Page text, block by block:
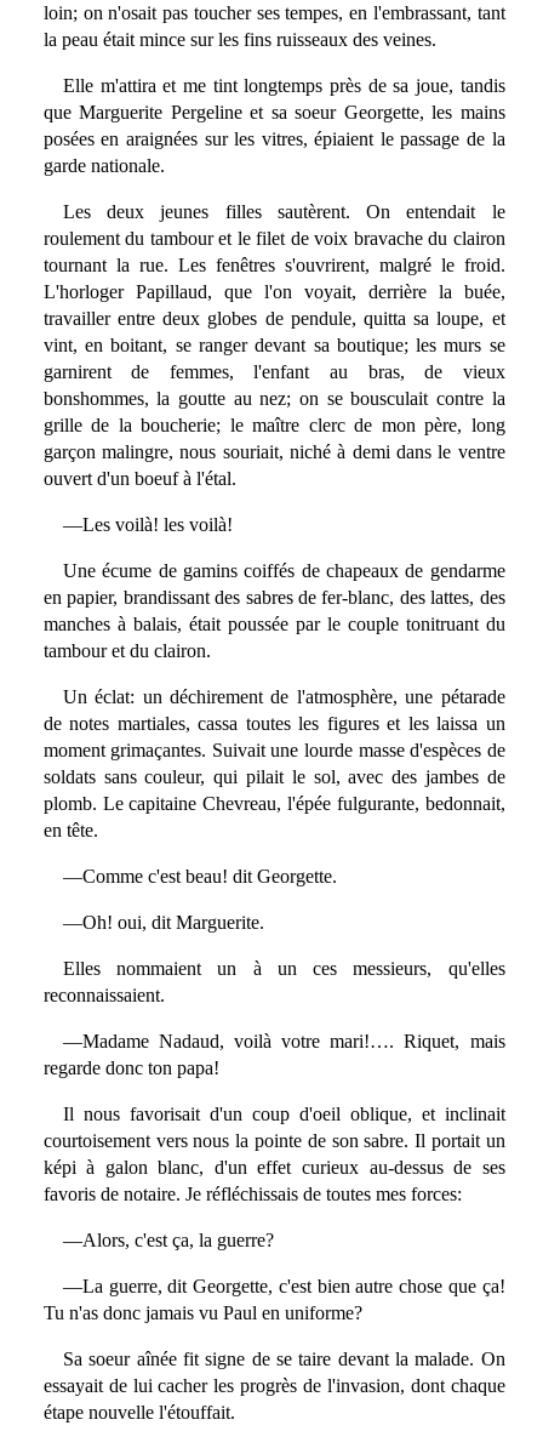
loin; on n'osait pas toucher ses tempes, en l'embrassant, tant
la peau était mince sur les fins ruisseaux des veines.
Elle m'attira et me tint longtemps près de sa joue, tandis
que Marguerite Pergeline et sa soeur Georgette, les mains
posées en araignées sur les vitres, épiaient le passage de la
garde nationale.
Les deux jeunes filles sautèrent. On entendait le
roulement du tambour et le filet de voix bravache du clairon
tournant la rue. Les fenêtres s'ouvrirent, malgré le froid.
L'horloger Papillaud, que l'on voyait, derrière la buée,
travailler entre deux globes de pendule, quitta sa loupe, et
vint, en boitant, se ranger devant sa boutique; les murs se
garnirent de femmes, l'enfant au bras, de vieux
bonshommes, la goutte au nez; on se bousculait contre la
grille de la boucherie; le maître clerc de mon père, long
garçon malingre, nous souriait, niché à demi dans le ventre
ouvert d'un boeuf à l'étal.
—Les voilà! les voilà!
Une écume de gamins coiffés de chapeaux de gendarme
en papier, brandissant des sabres de fer-blanc, des lattes, des
manches à balais, était poussée par le couple tonitruant du
tambour et du clairon.
Un éclat: un déchirement de l'atmosphère, une pétarade
de notes martiales, cassa toutes les figures et les laissa un
moment grimaçantes. Suivait une lourde masse d'espèces de
soldats sans couleur, qui pilait le sol, avec des jambes de
plomb. Le capitaine Chevreau, l'épée fulgurante, bedonnait,
en tête.
—Comme c'est beau! dit Georgette.
—Oh! oui, dit Marguerite.
Elles nommaient un à un ces messieurs, qu'elles
reconnaissaient.
—Madame Nadaud, voilà votre mari!…. Riquet, mais
regarde donc ton papa!
Il nous favorisait d'un coup d'oeil oblique, et inclinait
courtoisement vers nous la pointe de son sabre. Il portait un
képi à galon blanc, d'un effet curieux au-dessus de ses
favoris de notaire. Je réfléchissais de toutes mes forces:
—Alors, c'est ça, la guerre?
—La guerre, dit Georgette, c'est bien autre chose que ça!
Tu n'as donc jamais vu Paul en uniforme?
Sa soeur aînée fit signe de se taire devant la malade. On
essayait de lui cacher les progrès de l'invasion, dont chaque
étape nouvelle l'étouffait.